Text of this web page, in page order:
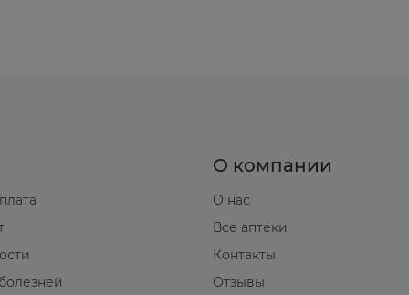
О компании
О нас
Все аптеки
Контакты
Отзывы